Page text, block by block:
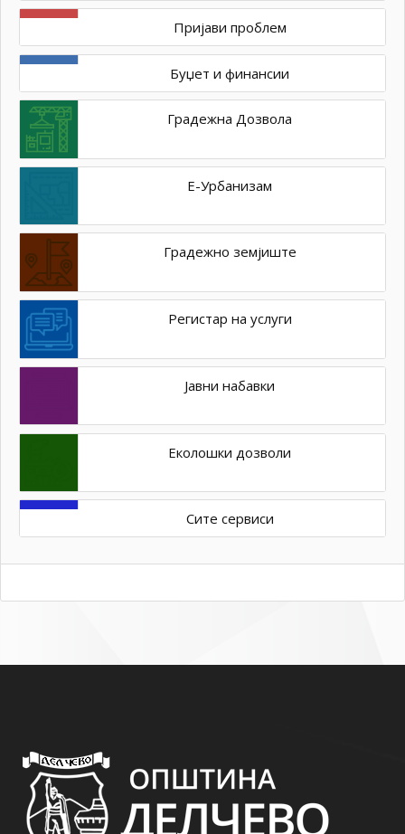
Пријави проблем
Буџет и финансии
Градежна Дозвола
Е-Урбанизам
Градежно земјиште
Регистар на услуги
Јавни набавки
Еколошки дозволи
Сите сервиси